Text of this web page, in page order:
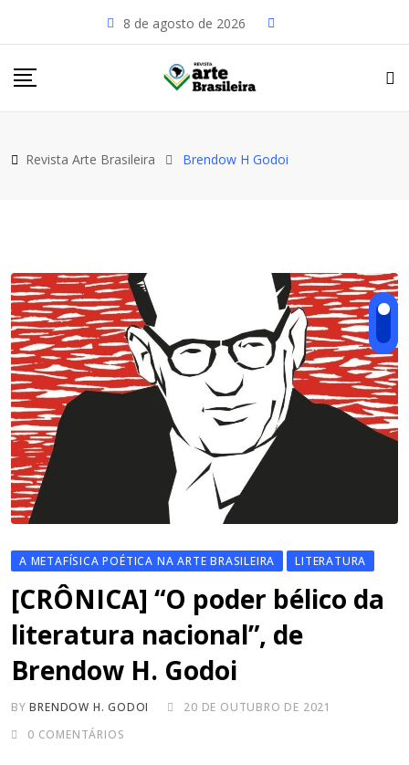
8 de agosto de 2026
Revista Arte Brasileira Brendow H Godoi
A METAFÍSICA POÉTICA NA ARTE BRASILEIRA LITERATURA
[CRÔNICA] “O poder bélico da
literatura nacional”, de
Brendow H. Godoi
BYBRENDOW H. GODOI
20 DE OUTUBRO DE 2021
0 COMENTÁRIOS